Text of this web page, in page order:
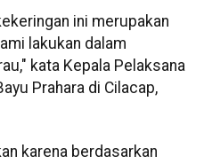
ini merupakan
lakukan dalam
kata Kepala Pelaksana
Prahara di Cilacap,
karena berdasarkan